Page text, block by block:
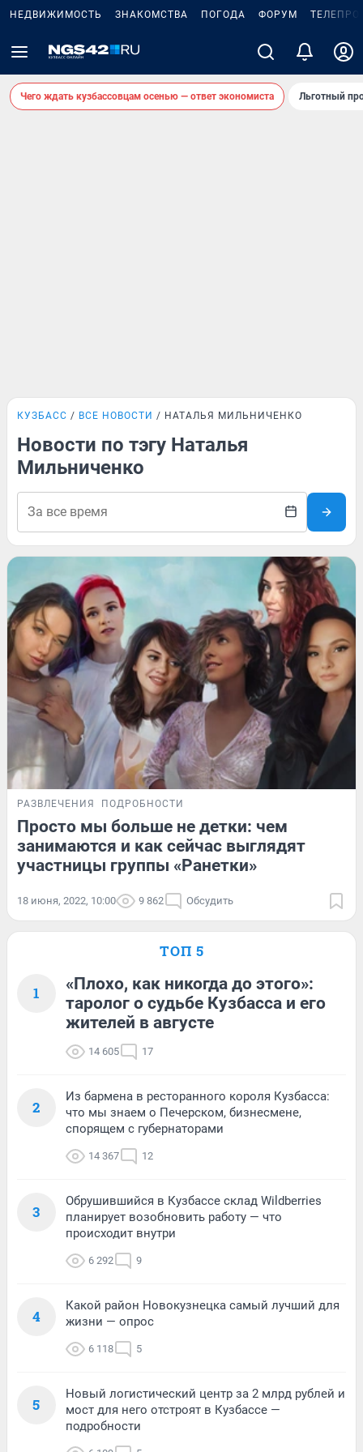
НЕДВИЖИМОСТЬ ЗНАКОМСТВА ПОГОДА ФОРУМ
Чего ждать кузбассовцам осенью — ответ экономиста Льготный
КУЗБАСС ВСЕ НОВОСТИ НАТАЛЬЯ МИЛЬНИЧЕНКО
Новости по тэгу Наталья
Мильниченко
РАЗВЛЕЧЕНИЯ ПОДРОБНОСТИ
Просто мы больше не детки: чем
занимаются и как сейчас выглядят
участницы группы «Ранетки»
18 июня, 2022, 10:00 9 862 Обсудить
ТОП 5
1
«Плохо, как никогда до этого»:
таролог о судьбе Кузбасса и его
жителей в августе
14 605 17
2
Из бармена в ресторанного короля Кузбасса:
что мы знаем о Печерском, бизнесмене,
спорящем с губернаторами
14 367 12
3
Обрушившийся в Кузбассе склад Wildberries
планирует возобновить работу — что
происходит внутри
6 292 9
4
Какой район Новокузнецка самый лучший для
жизни — опрос
6 118 5
5
Новый логистический центр за 2 млрд рублей и
мост для него отстроят в Кузбассе —
подробности